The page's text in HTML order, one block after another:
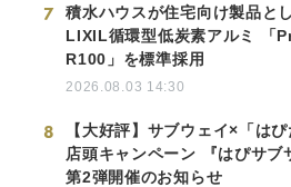
7
積水ハウスが住宅向け製品と
LIXIL循環型低炭素アルミ 「
R100」を標準採用
2026.08.03 14:30
8
【大好評】サブウェイ×「はぴ
店頭キャンペーン 『はぴサブ
第2弾開催のお知らせ